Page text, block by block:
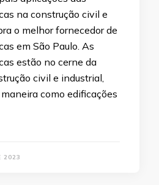
na construção civil e
o melhor fornecedor de
em São Paulo. As
estão no cerne da
civil e industrial,
como edificações
2023